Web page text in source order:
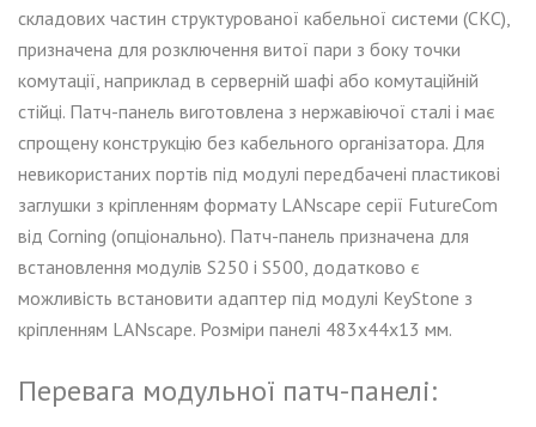
складових частин структурованої кабельної системи (СКС),
призначена для розключення витої пари з боку точки
комутації, наприклад в серверній шафі або комутаційній
стійці. Патч-панель виготовлена ​​з нержавіючої сталі і має
спрощену конструкцію без кабельного організатора. Для
невикористаних портів під модулі передбачені пластикові
заглушки з кріпленням формату LANscape серії FutureCom
від Corning (опціонально). Патч-панель призначена для
встановлення модулів S250 і S500, додатково є
можливість встановити адаптер під модулі KeyStone з
кріпленням LANscape. Розміри панелі 483x44x13 мм.
Перевага модульної патч-панелі: